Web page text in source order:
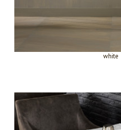
white